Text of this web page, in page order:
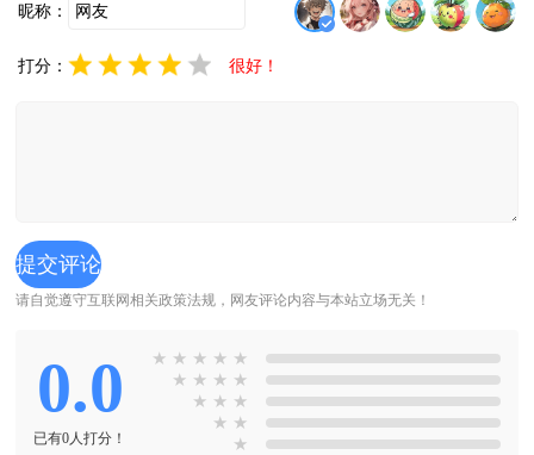
昵称：
打分： 很好！
请自觉遵守互联网相关政策法规，网友评论内容与本站立场无关！
0.0
已有0人打分！
★ ★ ★ ★ ★
★ ★ ★ ★
★ ★ ★
★ ★
★